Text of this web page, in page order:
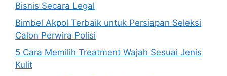
Bisnis Secara Legal
Bimbel Akpol Terbaik untuk Persiapan Seleksi
Calon Perwira Polisi
5 Cara Memilih Treatment Wajah Sesuai Jenis
Kulit